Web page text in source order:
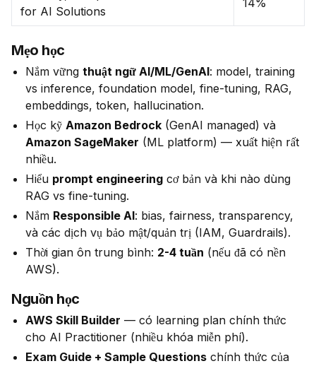
for AI Solutions
14%
Mẹo học
Nắm vững thuật ngữ AI/ML/GenAI: model, training
vs inference, foundation model, fine-tuning, RAG,
embeddings, token, hallucination.
Học kỹ Amazon Bedrock (GenAI managed) và
Amazon SageMaker (ML platform) — xuất hiện rất
nhiều.
Hiểu prompt engineering cơ bản và khi nào dùng
RAG vs fine-tuning.
Nắm Responsible AI: bias, fairness, transparency,
và các dịch vụ bảo mật/quản trị (IAM, Guardrails).
Thời gian ôn trung bình: 2-4 tuần (nếu đã có nền
AWS).
Nguồn học
AWS Skill Builder — có learning plan chính thức
cho AI Practitioner (nhiều khóa miễn phí).
Exam Guide + Sample Questions chính thức của